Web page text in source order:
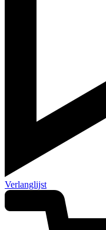
Verlanglijst